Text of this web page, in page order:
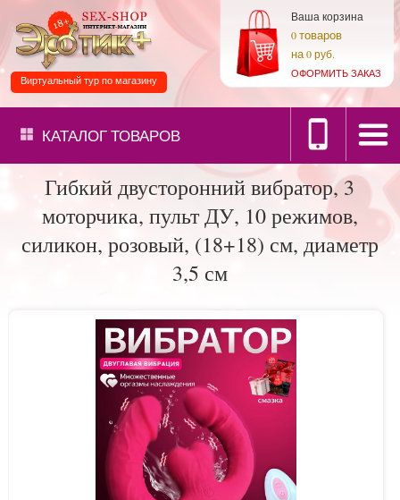
Ваша корзина
0товаров
на0 руб.
ОФОРМИТЬ ЗАКАЗ
Виртуальный тур по магазину
КАТАЛОГТОВАРОВ
Гибкий двусторонний вибратор, 3
моторчика, пульт ДУ, 10 режимов,
силикон, розовый, (18+18) см, диаметр
3,5 см